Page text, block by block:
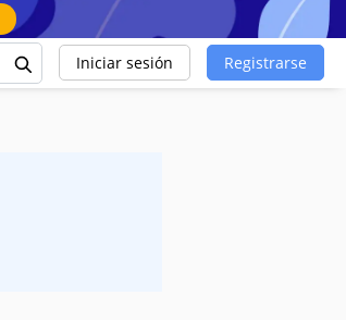
Iniciar sesión Registrarse